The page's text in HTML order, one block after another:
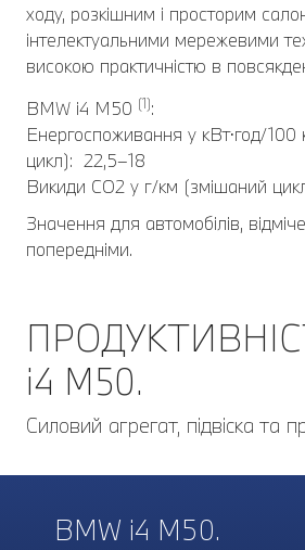
ходу, розкішним і просторим
інтелектуальними мережевими
високою практичністю в
BMW i4 M50 (1):
Енергоспоживання у кВт⋅год/
цикл): 22,5–18
Викиди CO2 у г/км (змішаний
Значення для автомобілів,
попередніми.
i4 M50.
Силовий агрегат, підвіска та
BMW i4 M50.